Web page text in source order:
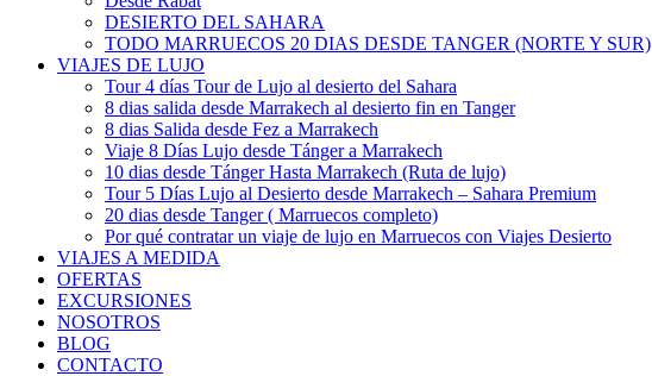
DESIERTO DEL SAHARA
TODO MARRUECOS 20 DIAS DESDE TANGER (NORTE Y SUR)
VIAJES DE LUJO
Tour 4 días Tour de Lujo al desierto del Sahara
8 dias salida desde Marrakech al desierto fin en Tanger
8 dias Salida desde Fez a Marrakech
Viaje 8 Días Lujo desde Tánger a Marrakech
10 dias desde Tánger Hasta Marrakech (Ruta de lujo)
Tour 5 Días Lujo al Desierto desde Marrakech – Sahara Premium
20 dias desde Tanger ( Marruecos completo)
Por qué contratar un viaje de lujo en Marruecos con Viajes Desierto
VIAJES A MEDIDA
OFERTAS
EXCURSIONES
NOSOTROS
BLOG
CONTACTO